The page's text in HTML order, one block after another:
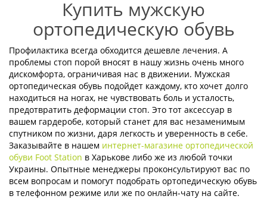
Купить мужскую
ортопедическую обувь
Профилактика всегда обходится дешевле лечения. А
проблемы стоп порой вносят в нашу жизнь очень много
дискомфорта, ограничивая нас в движении. Мужская
ортопедическая обувь подойдет каждому, кто хочет долго
находиться на ногах, не чувствовать боль и усталость,
предотвратить деформации стоп. Это тот аксессуар в
вашем гардеробе, который станет для вас незаменимым
спутником по жизни, даря легкость и уверенность в себе.
Заказывайте в нашем интернет-магазине ортопедической
обуви Foot Station в Харькове либо же из любой точки
Украины. Опытные менеджеры проконсультируют вас по
всем вопросам и помогут подобрать ортопедическую обувь
в телефонном режиме или же по онлайн-чату на сайте.